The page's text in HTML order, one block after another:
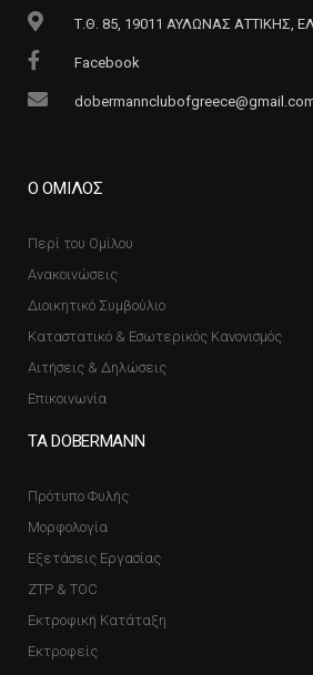
Τ.Θ. 85, 19011 ΑΥΛΩΝΑΣ ΑΤΤΙΚΗΣ,
Facebook
Ο ΟΜΙΛΟΣ
Περί του Ομίλου
Ανακοινώσεις
Διοικητικό Συμβούλιο
Καταστατικό & Εσωτερικός Κανονισμός
Αιτήσεις & Δηλώσεις
Επικοινωνία
ΤΑ DOBERMANN
Πρότυπο Φυλής
Μορφολογία
Εξετάσεις Εργασίας
ZTP & TOC
Εκτροφική Κατάταξη
Εκτροφείς